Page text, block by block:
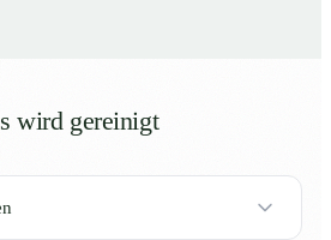
wird gereinigt